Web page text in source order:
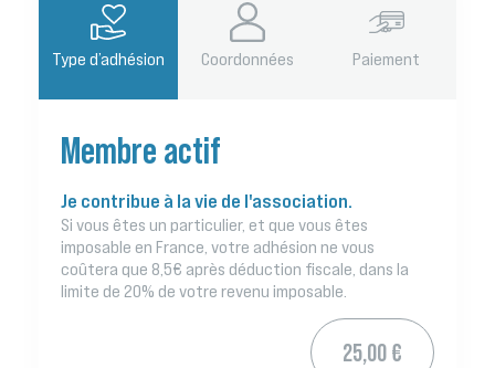
Type d’adhésion Coordonnées Paiement
Membre actif
Je contribue à la vie de l'association.
Si vous êtes un particulier, et que vous êtes
imposable en France, votre adhésion ne vous
coûtera que 8,5€ après déduction fiscale, dans la
limite de 20% de votre revenu imposable.
25,00 €